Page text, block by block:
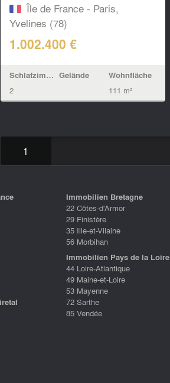
Île de France - Paris,
Yvelines (78)
1.002.400 €
Schlafzimmern
2
Gelände Wohnfläche
111 m²
1
Immobilien Bretagne
22 Côtes-d'Armor
29 Finistère
35 Ille-et-Vilaine
56 Morbihan
Immobilien Pays de la Loire
44 Loire-Atlantique
49 Maine-et-Loire
53 Mayenne
72 Sarthe
85 Vendée